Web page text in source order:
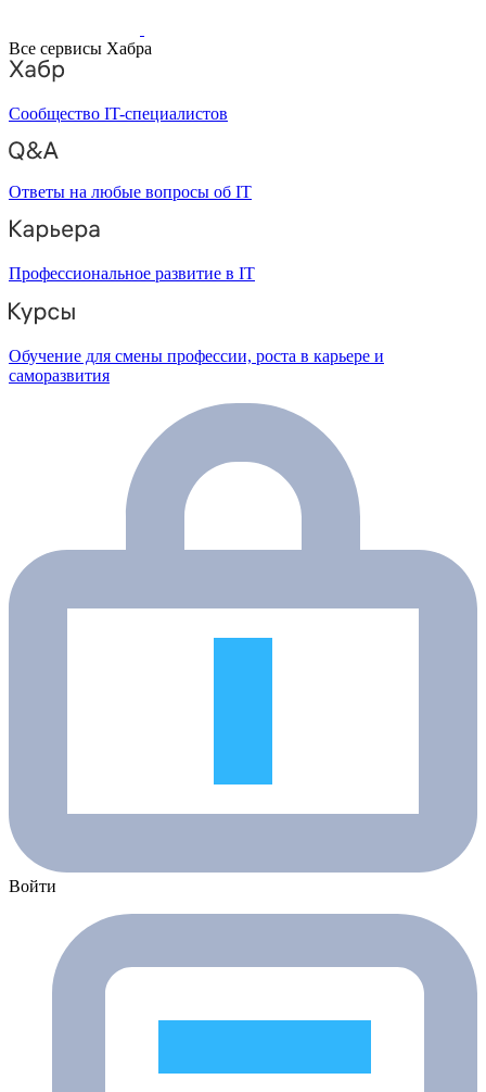
Все сервисы Хабра
Сообщество IT-специалистов
Ответы на любые вопросы об IT
Профессиональное развитие в IT
Обучение для смены профессии, роста в карьере и
саморазвития
Войти